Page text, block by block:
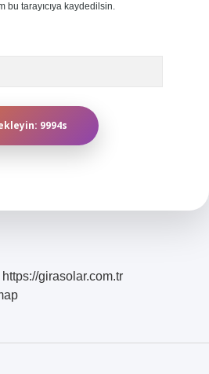
bu tarayıcıya kaydedilsin.
https://girasolar.com.tr